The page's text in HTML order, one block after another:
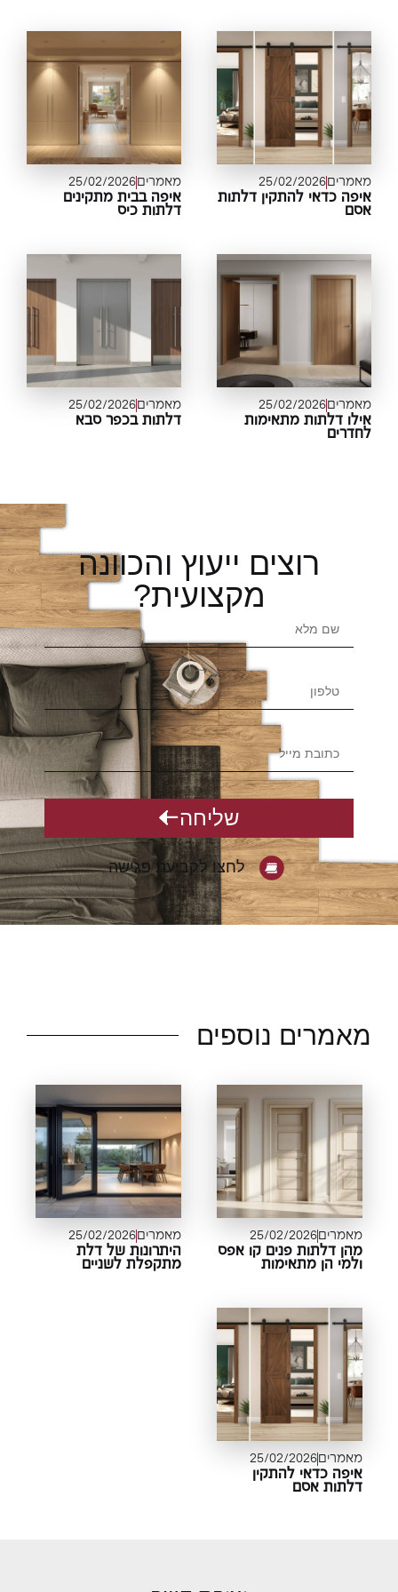
25/02/2026
כדאי להתקין דלתות
מאמרים25/02/2026
איפה בבית מתקינים
דלתות כיס
25/02/2026
דלתות מתאימות
מאמרים25/02/2026
דלתות בכפר סבא
רוצים ייעוץ והכוונה
מקצועית?
שליחה
לחצו לקביעת פגישה
נוספים
מאמרים25/02/2026
מהן דלתות פנים קו אפס
ולמי הן מתאימות
מאמרים25/02/2026
היתרונות של דלת
מתקפלת לשניים
מאמרים25/02/2026
איפה כדאי להתקין
דלתות אסם